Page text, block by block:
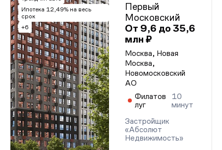
Ипотека 12,49% на весь
срок
+6
Первый
Московский
От 9,6 до 35,6
млн ₽
Москва, Новая
Москва,
Новомосковский
АО
Филатов
луг
10
минут
Застройщик
«Абсолют
Недвижимость»